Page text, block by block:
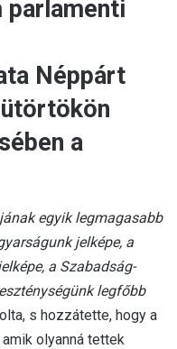
parlamenti
Néppárt
a
egyik legmagasabb
jelképe, a
a Szabadság-
legfőbb
s hozzátette, hogy a
olyanná tettek